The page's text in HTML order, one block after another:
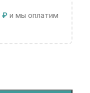
₽ и мы оплатим